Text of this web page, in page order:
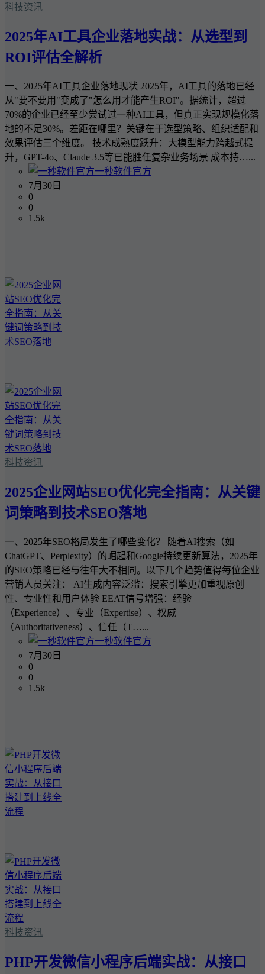
科技资讯
2025年AI工具企业落地实战：从选型到
ROI评估全解析
一、2025年AI工具企业落地现状 2025年，AI工具的落地已经
从"要不要用"变成了"怎么用才能产生ROI"。据统计，超过
70%的企业已经至少尝试过一种AI工具，但真正实现规模化落
地的不足30%。差距在哪里？关键在于选型策略、组织适配和
效果评估三个维度。 技术成熟度跃升：大模型能力跨越式提
升，GPT-4o、Claude 3.5等已能胜任复杂业务场景 成本持…...
一秒软件官方
7月30日
0
0
1.5k
科技资讯
2025企业网站SEO优化完全指南：从关键
词策略到技术SEO落地
一、2025年SEO格局发生了哪些变化？ 随着AI搜索（如
ChatGPT、Perplexity）的崛起和Google持续更新算法，2025年
的SEO策略已经与往年大不相同。以下几个趋势值得每位企业
营销人员关注： AI生成内容泛滥：搜索引擎更加重视原创
性、专业性和用户体验 EEAT信号增强：经验
（Experience）、专业（Expertise）、权威
（Authoritativeness）、信任（T…...
一秒软件官方
7月30日
0
0
1.5k
科技资讯
PHP开发微信小程序后端实战：从接口